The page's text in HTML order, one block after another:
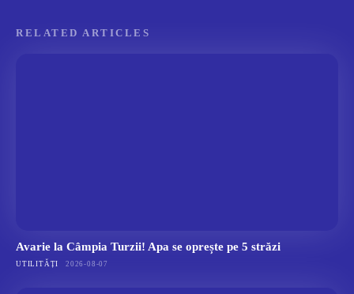
RELATED ARTICLES
Avarie la Câmpia Turzii! Apa se oprește pe 5 străzi
UTILITĂȚI 2026-08-07